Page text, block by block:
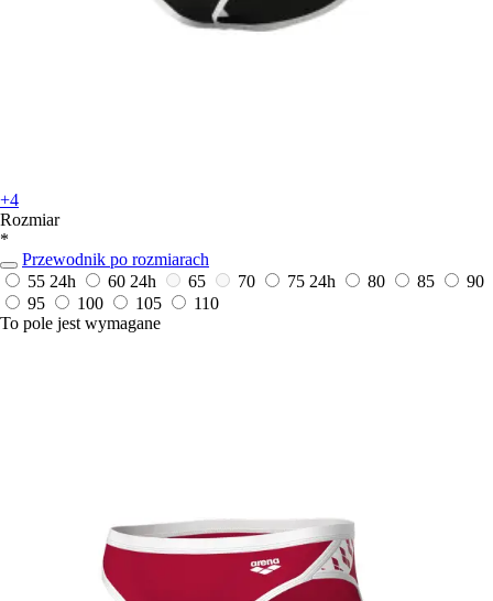
+4
Rozmiar
*
Przewodnik po rozmiarach
55 24h 60 24h 65 70 75 24h 80 85
90
95
100 105
110
To pole jest wymagane